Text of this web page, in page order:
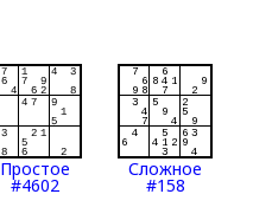
Простое
#4602
Сложное
#158